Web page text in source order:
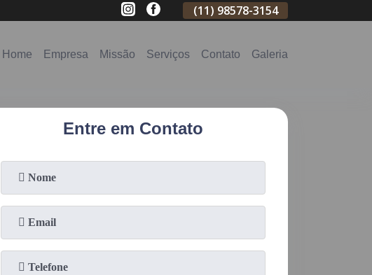
2796-3704 (11) 98578-3154
Home Empresa Missão Serviços Contato Galeria
Entre em Contato